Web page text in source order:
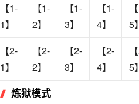
【1-
1】
【1-
2】
【1-
3】
【1-
4】
5】
【2-
1】
【2-
2】
【2-
3】
【2-
4】
5】
炼狱模式